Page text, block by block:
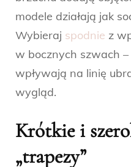
modele działają jak
Wybieraj spodnie z
w bocznych szwach
wpływają na linię
wygląd.
Krótkie i
„trapezy”